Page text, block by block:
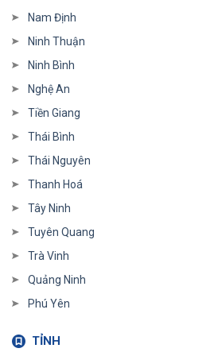
Nam Định
Ninh Thuận
Ninh Bình
Nghệ An
Tiền Giang
Thái Bình
Thái Nguyên
Thanh Hoá
Tây Ninh
Tuyên Quang
Trà Vinh
Quảng Ninh
Phú Yên
TỈNH